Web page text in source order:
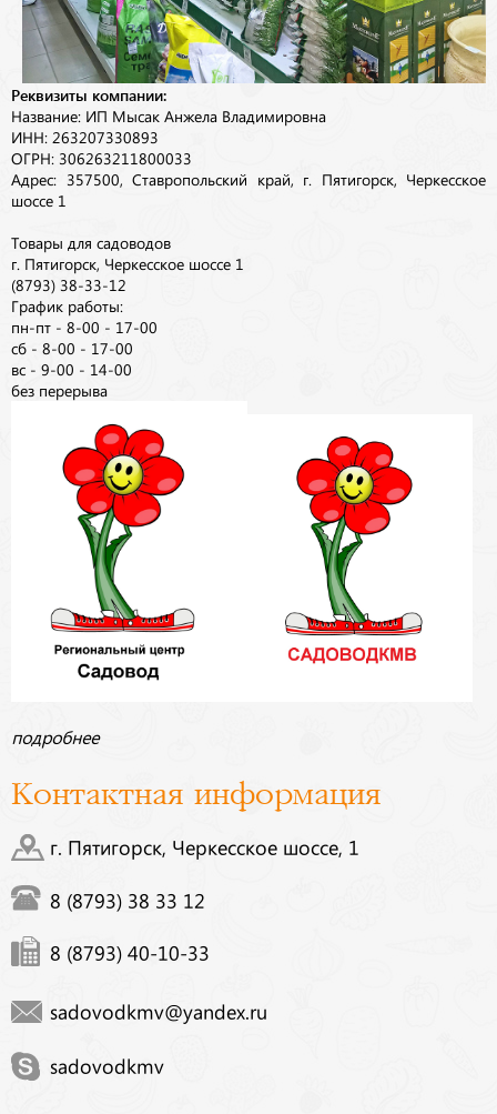
Реквизиты компании:
Название: ИП Мысак Анжела Владимировна
ИНН: 263207330893
ОГРН: 306263211800033
Адрес: 357500, Ставропольский край, г. Пятигорск, Черкесское
шоссе 1
Товары для садоводов
г. Пятигорск, Черкесское шоссе 1
(8793) 38-33-12
График работы:
пн-пт - 8-00 - 17-00
сб - 8-00 - 17-00
вс - 9-00 - 14-00
без перерыва
подробнее
Контактная информация
г. Пятигорск, Черкесское шоссе, 1
8 (8793) 38 33 12
8 (8793) 40-10-33
sadovodkmv@yandex.ru
sadovodkmv